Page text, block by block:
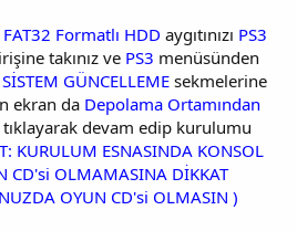
FAT32 Formatlı HDD aygıtınızı PS3
takınız ve PS3 menüsünden
GÜNCELLEME sekmelerine
ekran da Depolama Ortamından
devam edip kurulumu
KURULUM ESNASINDA KONSOL
CD'si OLMAMASINA DİKKAT
OYUN CD'si OLMASIN )